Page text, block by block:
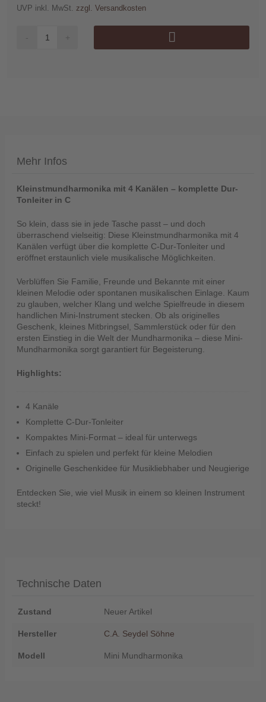
Account
Telefon
:
(0)37422
2341
UVP inkl. MwSt. zzgl. Versandkosten
- +
Mehr Infos
Kleinstmundharmonika mit 4 Kanälen – komplette Dur-
Tonleiter in C
So klein, dass sie in jede Tasche passt – und doch
überraschend vielseitig: Diese Kleinstmundharmonika mit 4
Kanälen verfügt über die komplette C-Dur-Tonleiter und
eröffnet erstaunlich viele musikalische Möglichkeiten.
Verblüffen Sie Familie, Freunde und Bekannte mit einer
kleinen Melodie oder spontanen musikalischen Einlage. Kaum
zu glauben, welcher Klang und welche Spielfreude in diesem
handlichen Mini-Instrument stecken. Ob als originelles
Geschenk, kleines Mitbringsel, Sammlerstück oder für den
ersten Einstieg in die Welt der Mundharmonika – diese Mini-
Mundharmonika sorgt garantiert für Begeisterung.
Highlights:
4 Kanäle
Komplette C-Dur-Tonleiter
Kompaktes Mini-Format – ideal für unterwegs
Einfach zu spielen und perfekt für kleine Melodien
Originelle Geschenkidee für Musikliebhaber und Neugierige
Entdecken Sie, wie viel Musik in einem so kleinen Instrument
steckt!
Technische Daten
Zustand Neuer Artikel
Hersteller C.A. Seydel Söhne
Modell Mini Mundharmonika